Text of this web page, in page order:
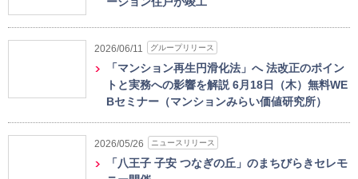
2026/06/11 グループリリース
「マンション再生円滑化法」へ 法改正のポイン
トと実務への影響を解説 6月18日（木）無料WE
Bセミナー（マンションみらい価値研究所）
2026/05/26 ニュースリリース
「八王子 子安 つなぎの丘」のまちびらきセレモ